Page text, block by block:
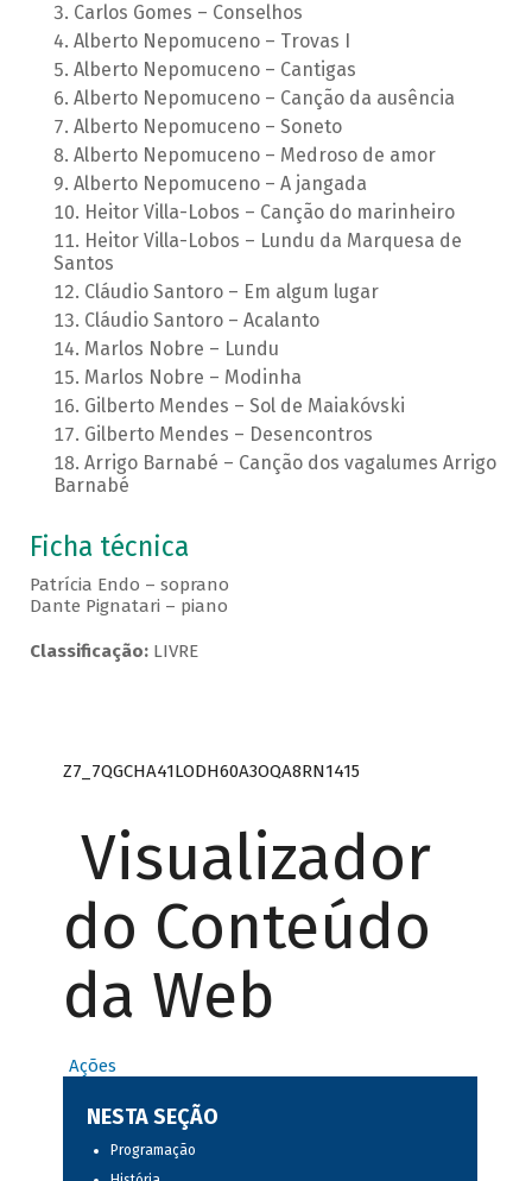
Carlos Gomes – Conselhos
Alberto Nepomuceno – Trovas I
Alberto Nepomuceno – Cantigas
Alberto Nepomuceno – Canção da ausência
Alberto Nepomuceno – Soneto
Alberto Nepomuceno – Medroso de amor
Alberto Nepomuceno – A jangada
Heitor Villa-Lobos – Canção do marinheiro
Heitor Villa-Lobos – Lundu da Marquesa de
Santos
Cláudio Santoro – Em algum lugar
Cláudio Santoro – Acalanto
Marlos Nobre – Lundu
Marlos Nobre – Modinha
Gilberto Mendes – Sol de Maiakóvski
Gilberto Mendes – Desencontros
Arrigo Barnabé – Canção dos vagalumes Arrigo
Barnabé
Ficha técnica
Patrícia Endo – soprano
Dante Pignatari – piano
Classificação:LIVRE
Z7_7QGCHA41LODH60A3OQA8RN1415
Visualizador
do Conteúdo
da Web
Ações
NESTA SEÇÃO
Programação